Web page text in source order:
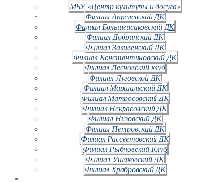
МБУ «Центр культуры и досуга»
Филиал Апрелевский ДК
Филиал Большеисаковский ДК
Филиал Добринский ДК
Филиал Заливенский ДК
Филиал Константиновский ДК
Филиал Лесновский клуб
Филиал Луговской ДК
Филиал Маршальский ДК
Филиал Матросовский ДК
Филиал Некрасовский ДК
Филиал Низовский ДК
Филиал Петровский ДК
Филиал Рассветовский ДК
Филиал Рыбновский Клуб
Филиал Ушаковский ДК
Филиал Храбровский ДК